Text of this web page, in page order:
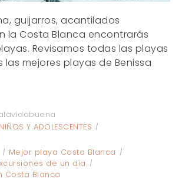
guijarros, acantilados
la Costa Blanca encontrarás
Revisamos todas las playas
las mejores playas de Benissa
Y ADOLESCENTES
Mejor playa Costa Blanca
de un día
Costa Blanca